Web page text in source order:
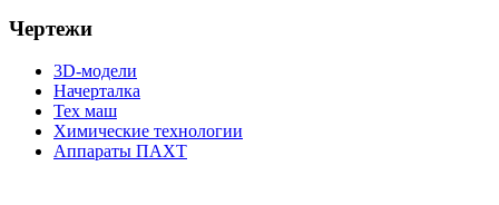
Чертежи
3D-модели
Начерталка
Тех маш
Химические технологии
Аппараты ПАХТ